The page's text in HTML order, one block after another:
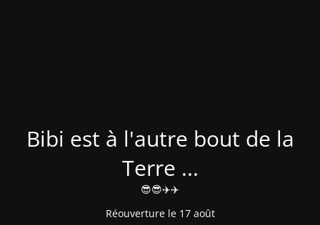
Bibi est à l'autre bout de la
Terre ...
😎😎✈️✈️
Réouverture le 17 août